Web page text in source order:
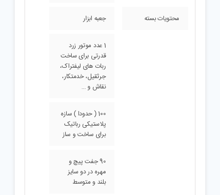
امدادی و....
جعبه ابزار
1 عدد موتور زرد
قدرتی برای ساخت
ربات های لیفتراک،
نقاش و …
100 ( حدودا ) سازه
برای ساخت و ساز
90 جفت پیچ و